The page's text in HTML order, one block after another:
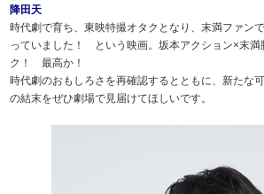
降田天
時代劇で育ち、東映特撮オタクとなり、末満ファン
っていました！ という映画。坂本アクション×末満
ク！ 最高か！
時代劇のおもしろさを再確認するとともに、新たな
の結末をぜひ劇場で見届けてほしいです。